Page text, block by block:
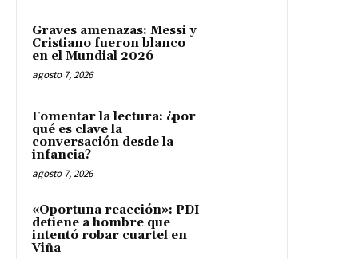
Graves amenazas: Messi y
Cristiano fueron blanco
en el Mundial 2026
agosto 7, 2026
Fomentar la lectura: ¿por
qué es clave la
conversación desde la
infancia?
agosto 7, 2026
«Oportuna reacción»: PDI
detiene a hombre que
intentó robar cuartel en
Viña